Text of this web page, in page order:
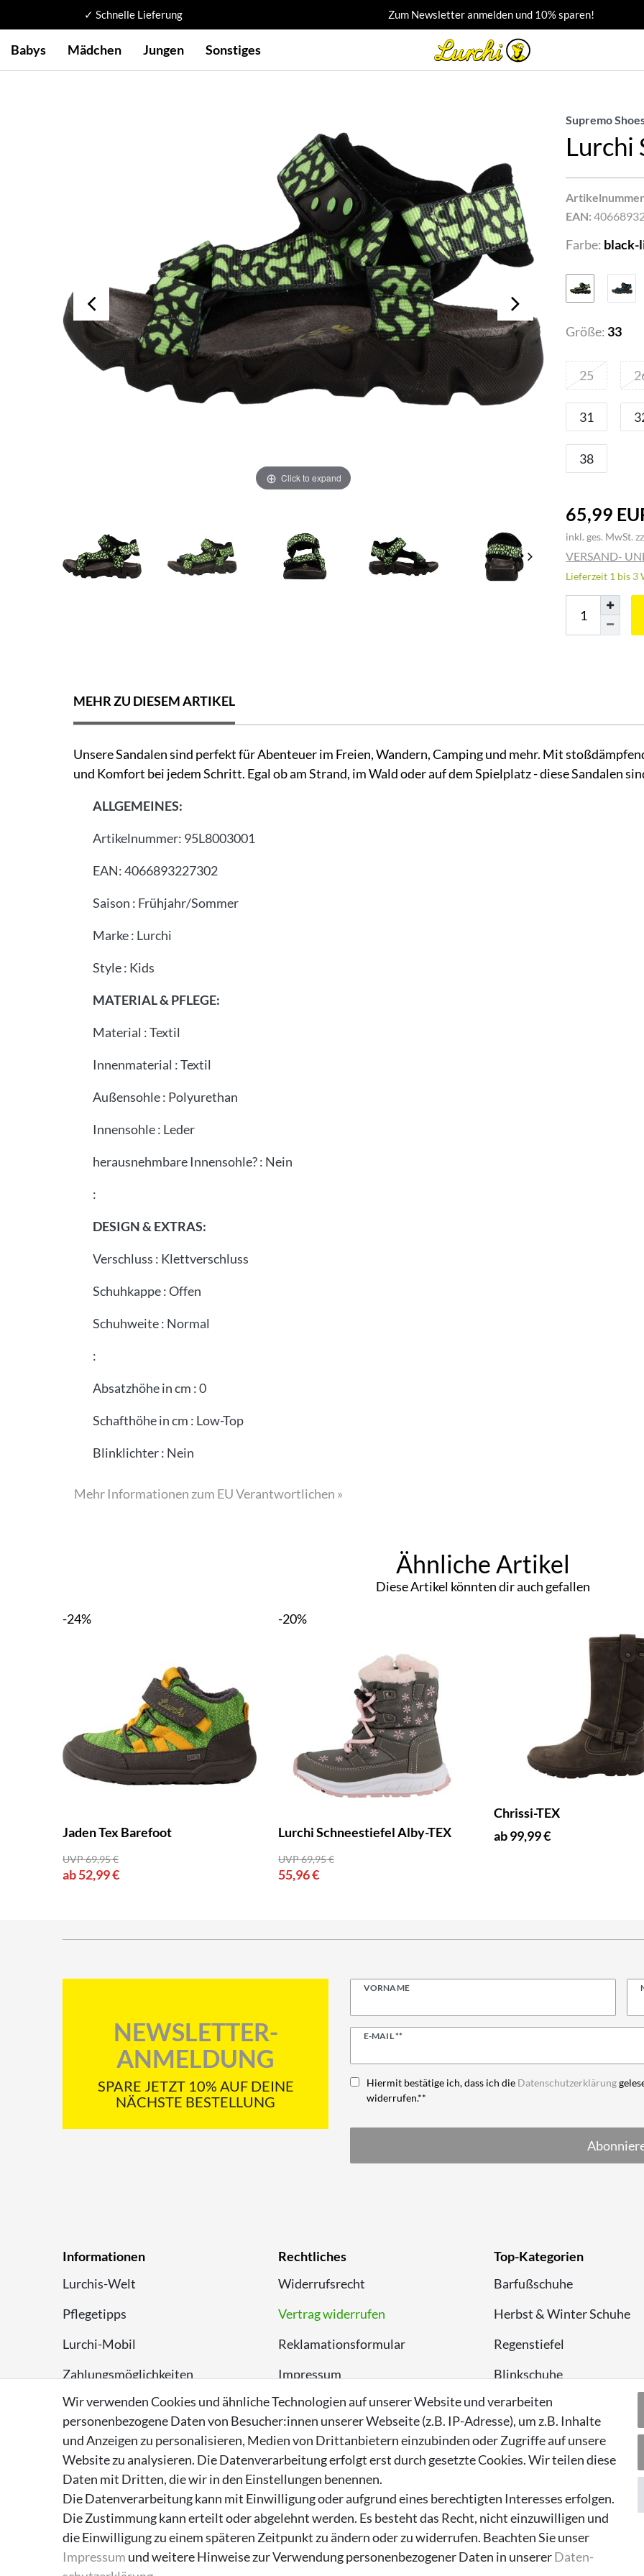
✓ Schnelle Lieferung Zum Newsletter anmelden und 10% sparen!
Babys Mädchen Jungen Sonstiges
Click to expand
Supremo
Lurchi
EAN:
Farbe: black-
Größe: 33
25
31
38
65,99
inkl. ges. MwSt.
VERSAND-
Lieferzeit 1 bis 3
MEHR ZU DIESEM ARTIKEL
Unsere Sandalen sind perfekt für Abenteuer im Freien, Wandern, Camping und mehr. Mit
und Komfort bei jedem Schritt. Egal ob am Strand, im Wald oder auf dem Spielplatz - diese Sandalen
ALLGEMEINES:
Artikelnummer: 95L8003001
EAN:4066893227302
Saison : Frühjahr/Sommer
Marke: Lurchi
Style: Kids
MATERIAL & PFLEGE:
Material :Textil
Innenmaterial :Textil
Außensohle: Polyurethan
Innensohle: Leder
herausnehmbare Innensohle?: Nein
:
DESIGN & EXTRAS:
Verschluss : Klettverschluss
Schuhkappe:Offen
Schuhweite: Normal
:
Absatzhöhe in cm :0
Schafthöhe in cm : Low-Top
Blinklichter: Nein
Mehr Informationen zum EU Verantwortlichen »
Ähnliche Artikel
Diese Artikel könnten dir auch gefallen
-24%
Jaden Tex Barefoot
UVP 69,95 €
ab 52,99 €
-20%
Lurchi Schneestiefel Alby-TEX
UVP 69,95 €
55,96 €
Chrissi-TEX
ab 99,99 €
NEWSLETTER-
ANMELDUNG
SPARE JETZT 10% AUF DEINE
NÄCHSTE BESTELLUNG
VORNAME
E-MAIL **
Newsletter
Hiermit bestätige ich, dass ich die Daten­schutz­erklärung
widerrufen.**
Informationen
Lurchis-Welt
Pflegetipps
Lurchi-Mobil
Zahlungsmöglichkeiten
Versand
Rückversand
Entsorgungshinweise
Über Supremo Shoes
Rechtliches
Widerrufsrecht
Vertrag widerrufen
Reklamationsformular
Impressum
Datenschutzerklärung
Top-Kategorien
Barfußschuhe
Herbst & Winter Schuhe
Regenstiefel
Blinkschuhe
Schnneestiefel
Wasserdichte
Sneaker
Lauflernschuhe
Wir verwenden Cookies und ähnliche Technologien auf unserer Website und verarbeiten
personenbezogene Daten von Besucher:innen unserer Webseite (z.B. IP-Adresse), um z.B. Inhalte
und Anzeigen zu personalisieren, Medien von Drittanbietern einzubinden oder Zugriffe auf unsere
Website zu analysieren. Die Datenverarbeitung erfolgt erst durch gesetzte Cookies. Wir teilen diese
Daten mit Dritten, die wir in den Einstellungen benennen.
Die Datenverarbeitung kann mit Einwilligung oder aufgrund eines berechtigten Interesses erfolgen.
Die Zustimmung kann erteilt oder abgelehnt werden. Es besteht das Recht, nicht einzuwilligen und
die Einwilligung zu einem späteren Zeitpunkt zu ändern oder zu widerrufen. Beachten Sie unser
Impressum und weitere Hinweise zur Verwendung personenbezogener Daten in unsererDaten­